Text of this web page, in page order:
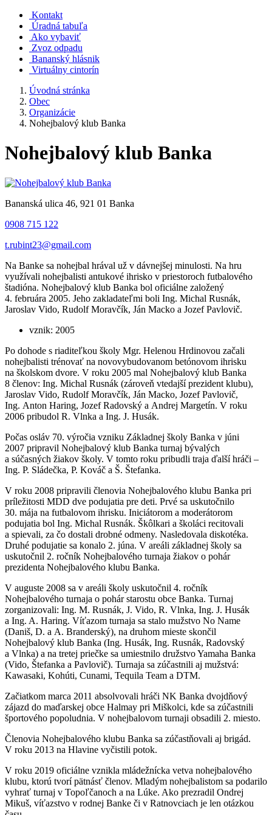
Kontakt
Úradná tabuľa
Ako vybaviť
Zvoz odpadu
Bananský hlásnik
Virtuálny cintorín
Úvodná stránka
Obec
Organizácie
Nohejbalový klub Banka
Nohejbalový klub Banka
Bananská ulica 46, 921 01 Banka
0908 715 122
t.rubint23@gmail.com
Na Banke sa nohejbal hrával už v dávnejšej minulosti. Na hru
využívali nohejbalisti antukové ihrisko v priestoroch futbalového
štadióna. Nohejbalový klub Banka bol oficiálne založený
4. februára 2005. Jeho zakladateľmi boli Ing. Michal Rusnák,
Jaroslav Vido, Rudolf Moravčík, Ján Macko a Jozef Pavlovič.
vznik: 2005
Po dohode s riaditeľkou školy Mgr. Helenou Hrdinovou začali
nohejbalisti trénovať na novovybudovanom betónovom ihrisku
na školskom dvore. V roku 2005 mal Nohejbalový klub Banka
8 členov: Ing. Michal Rusnák (zároveň vtedajší prezident klubu),
Jaroslav Vido, Rudolf Moravčík, Ján Macko, Jozef Pavlovič,
Ing. Anton Haring, Jozef Radovský a Andrej Margetín. V roku
2006 pribudol R. Vlnka a Ing. J. Husák.
Počas osláv 70. výročia vzniku Základnej školy Banka v júni
2007 pripravil Nohejbalový klub Banka turnaj bývalých
a súčasných žiakov školy. V tomto roku pribudli traja ďalší hráči –
Ing. P. Sládečka, P. Kováč a Š. Štefanka.
V roku 2008 pripravili členovia Nohejbalového klubu Banka pri
príležitosti MDD dve podujatia pre deti. Prvé sa uskutočnilo
30. mája na futbalovom ihrisku. Iniciátorom a moderátorom
podujatia bol Ing. Michal Rusnák. Škôlkari a školáci recitovali
a spievali, za čo dostali drobné odmeny. Nasledovala diskotéka.
Druhé podujatie sa konalo 2. júna. V areáli základnej školy sa
uskutočnil 2. ročník Nohejbalového turnaja žiakov o pohár
prezidenta Nohejbalového klubu Banka.
V auguste 2008 sa v areáli školy uskutočnil 4. ročník
Nohejbalového turnaja o pohár starostu obce Banka. Turnaj
zorganizovali: Ing. M. Rusnák, J. Vido, R. Vlnka, Ing. J. Husák
a Ing. A. Haring. Víťazom turnaja sa stalo mužstvo No Name
(Daniš, D. a A. Branderský), na druhom mieste skončil
Nohejbalový klub Banka (Ing. Husák, Ing. Rusnák, Radovský
a Vlnka) a na tretej priečke sa umiestnilo družstvo Yamaha Banka
(Vido, Štefanka a Pavlovič). Turnaja sa zúčastnili aj mužstvá:
Kawasaki, Kohúti, Cunami, Tequila Team a DTM.
Začiatkom marca 2011 absolvovali hráči NK Banka dvojdňový
zájazd do maďarskej obce Halmay pri Miškolci, kde sa zúčastnili
športového popoludnia. V nohejbalovom turnaji obsadili 2. miesto.
Členovia Nohejbalového klubu Banka sa zúčastňovali aj brigád.
V roku 2013 na Hlavine vyčistili potok.
V roku 2019 oficiálne vznikla mládežnícka vetva nohejbalového
klubu, ktorú tvorí pätnásť členov. Mladým nohejbalistom sa podarilo
vyhrať turnaj v Topoľčanoch a na Lúke. Ako prezradil Ondrej
Mikuš, víťazstvo v rodnej Banke či v Ratnovciach je len otázkou